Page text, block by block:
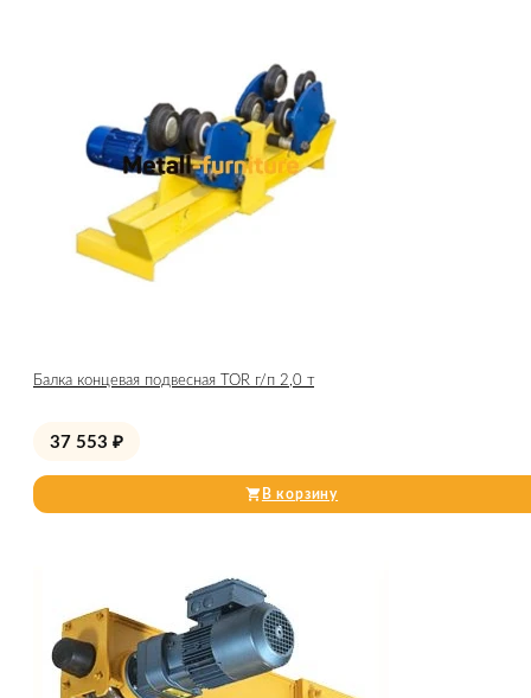
Балка концевая подвесная TOR г/п 2,0 т
37 553 ₽
В корзину